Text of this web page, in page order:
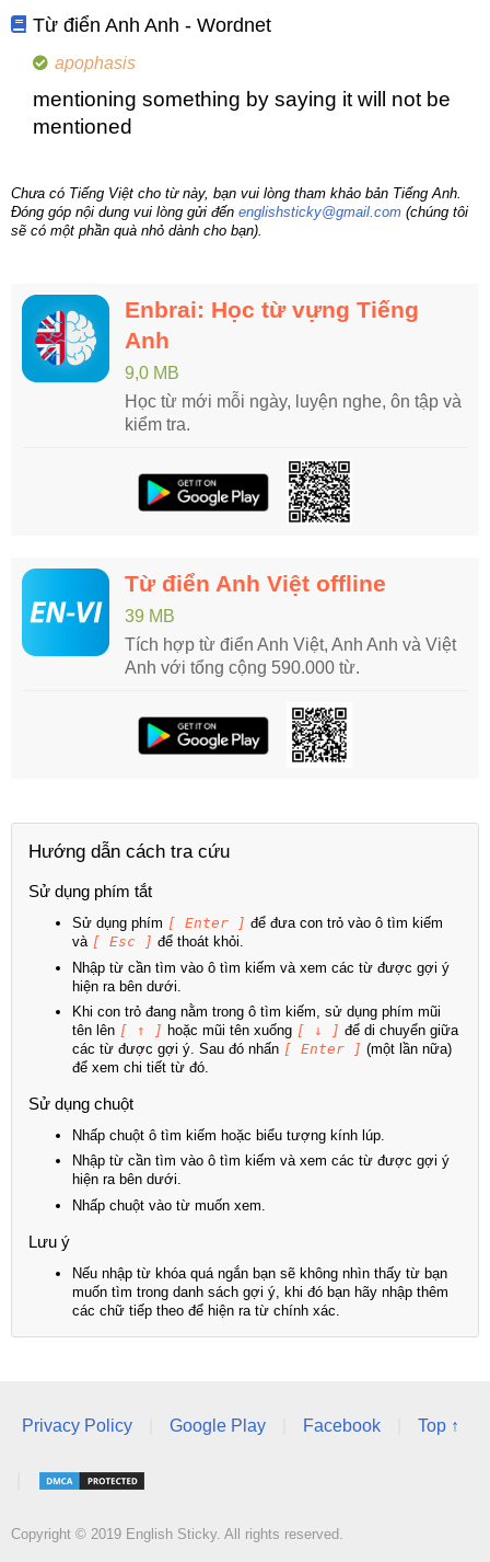
Từ điển Anh Anh - Wordnet
apophasis
mentioning something by saying it will not be
mentioned
Chưa có Tiếng Việt cho từ này, bạn vui lòng tham khảo bản Tiếng Anh.
Đóng góp nội dung vui lòng gửi đến englishsticky@gmail.com (chúng tôi
sẽ có một phần quà nhỏ dành cho bạn).
Enbrai: Học từ vựng Tiếng
Anh
9,0 MB
Học từ mới mỗi ngày, luyện nghe, ôn tập và
kiểm tra.
Từ điển Anh Việt offline
39 MB
Tích hợp từ điển Anh Việt, Anh Anh và Việt
Anh với tổng cộng 590.000 từ.
Hướng dẫn cách tra cứu
Sử dụng phím tắt
Sử dụng phím [ Enter ] để đưa con trỏ vào ô tìm kiếm
và [ Esc ] để thoát khỏi.
Nhập từ cần tìm vào ô tìm kiếm và xem các từ được gợi ý
hiện ra bên dưới.
Khi con trỏ đang nằm trong ô tìm kiếm, sử dụng phím mũi
tên lên [ ↑ ] hoặc mũi tên xuống [ ↓ ] để di chuyển giữa
các từ được gợi ý. Sau đó nhấn [ Enter ] (một lần nữa)
để xem chi tiết từ đó.
Sử dụng chuột
Nhấp chuột ô tìm kiếm hoặc biểu tượng kính lúp.
Nhập từ cần tìm vào ô tìm kiếm và xem các từ được gợi ý
hiện ra bên dưới.
Nhấp chuột vào từ muốn xem.
Lưu ý
Nếu nhập từ khóa quá ngắn bạn sẽ không nhìn thấy từ bạn
muốn tìm trong danh sách gợi ý, khi đó bạn hãy nhập thêm
các chữ tiếp theo để hiện ra từ chính xác.
Privacy Policy Google Play Facebook Top ↑
Copyright © 2019 English Sticky. All rights reserved.